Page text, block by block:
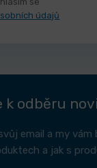
údajů
k odběru
email a my vám
a jak s